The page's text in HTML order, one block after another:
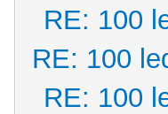
RE: 100
RE: 100
RE: 100